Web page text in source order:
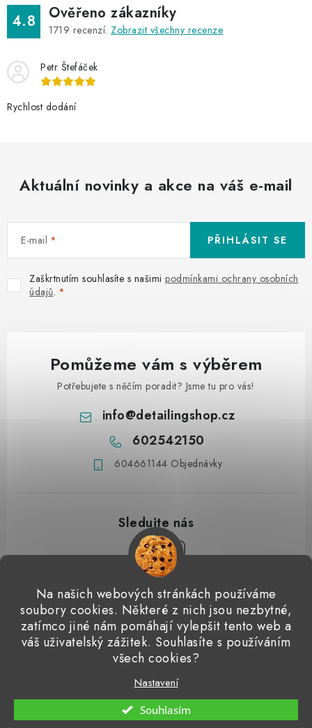
Na našich webových stránkách používáme
soubory cookies. Některé z nich jsou nezbytné,
zatímco jiné nám pomáhají vylepšit tento web a
váš uživatelský zážitek. Souhlasíte s používáním
všech cookies?
Nastavení
Souhlasím
s
u4.8 Ověřeno zákazníky
1719 recenzí. Zobrazit všechny recenze
Petr Štefáček
Rychlost dodání
Aktuální novinky a akce na váš e-mail
E-mail
Zaškrtnutím souhlasíte s našimi podmínkami ochrany osobních
údajů.
PŘIHLÁSIT SE
Pomůžeme vám s výběrem
Potřebujete s něčím poradit? Jsme tu pro vás!
info@detailingshop.cz
602542150
604661144 Objednávky
Přijímáme online platby
Detailingclub Dodo Juice Gyeon Quartz ValetPRO
Microfiber Madness
Vytvořil Shoptet
Copyright 2026Detailingshop. Všechna práva vyhrazena.